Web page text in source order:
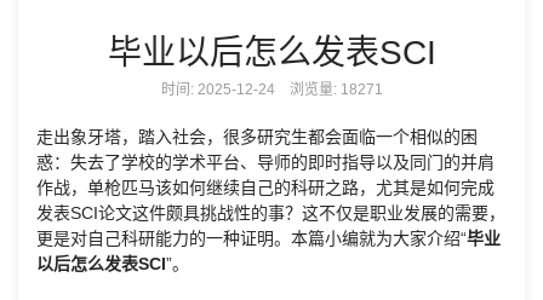
毕业以后怎么发表SCI
时间: 2025-12-24 浏览量: 18271
走出象牙塔，踏入社会，很多研究生都会面临一个相似的困
惑：失去了学校的学术平台、导师的即时指导以及同门的并肩
作战，单枪匹马该如何继续自己的科研之路，尤其是如何完成
发表SCI论文这件颇具挑战性的事？这不仅是职业发展的需要，
更是对自己科研能力的一种证明。本篇小编就为大家介绍“毕业
以后怎么发表SCI”。